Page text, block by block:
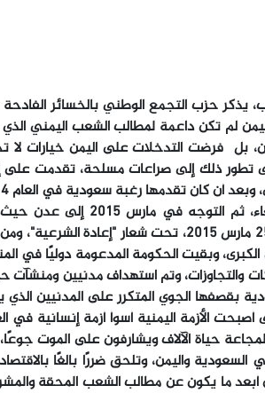
يذكر حزب التجمع الوطني بالخسائر
لم تكن داعمة لمطالب الشعب اليمني
بل فرضت التدخلات على اليمن خيارات لا
تطور ذلك إلى صراعات مسلحة، تقدمت على
إلا أن التقدم الكبير والمتسارع أخاف السعودية وخاصة بعد سيطرتهم على صنعاء، ثم
الحكومة المدعومة من السعودية، وحينها أعلنت السعودية تدخلها عسكريًا في 25 مارس 2015، تحت شعار "إعادة
وبقيت الحكومة المدعومة دوليًا في
والتجاوزات، وتم استهداف مدنيين ومنشآت
بقصفها الجوي المتكرر على المدنيين
الأزمة اليمنية أسوأ أزمة إنسانية في
حياة الآلاف ويشارفون على الموت
واليمن، وتلحق ضررًا بالغًا
أبعد ما يكون عن مطالب الشعب المحقة